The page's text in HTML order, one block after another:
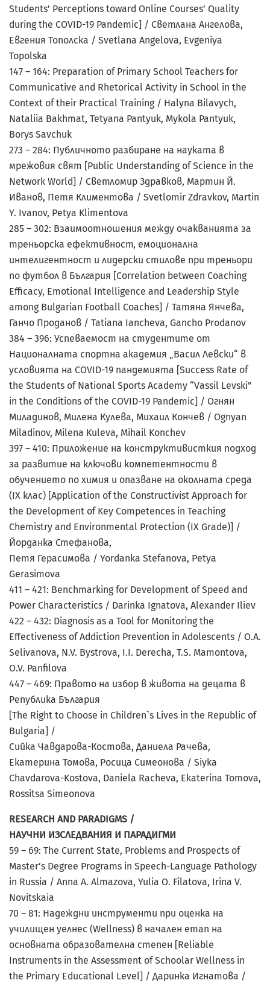
Students’ Perceptions toward Online Courses’ Quality
during the COVID-19 Pandemic] / Светлана Ангелова,
Евгения Тополска / Svetlana Angelova, Evgeniya
Topolska
147 – 164: Preparation of Primary School Teachers for
Communicative and Rhetorical Activity in School in the
Context of their Practical Training / Halyna Bilavych,
Nataliia Bakhmat, Tetyana Pantyuk, Mykola Pantyuk,
Borys Savchuk
273 – 284: Публичното разбиране на науката в
мрежовия свят [Public Understanding of Science in the
Network World] / Светломир Здравков, Мартин Й.
Иванов, Петя Климентова / Svetlomir Zdravkov, Martin
Y. Ivanov, Petya Klimentova
285 – 302: Взаимоотношения между очакванията за
треньорска ефективност, емоционална
интелигентност и лидерски стилове при треньори
по футбол в България [Correlation between Coaching
Efficacy, Emotional Intelligence and Leadership Style
among Bulgarian Football Coaches] / Татяна Янчева,
Ганчо Проданов / Tatiana Iancheva, Gancho Prodanov
384 – 396: Успеваемост на студентите от
Националната спортна академия „Васил Левски“ в
условията на COVID-19 пандемията [Success Rate of
the Students of National Sports Academy “Vassil Levski”
in the Conditions of the COVID-19 Pandemic] / Огнян
Миладинов, Милена Кулева, Михаил Кончев / Ognyan
Miladinov, Milena Kuleva, Mihail Konchev
397 – 410: Приложение на конструктивисткия подход
за развитие на ключови компетентности в
обучението по химия и опазване на околната среда
(IX клас) [Application of the Constructivist Approach for
the Development of Key Competences in Teaching
Chemistry and Environmental Protection (IX Grade)] /
Йорданка Стефанова,
Петя Герасимова / Yordanka Stefanova, Petya
Gerasimova
411 – 421: Benchmarking for Development of Speed and
Power Characteristics / Darinka Ignatova, Alexander Iliev
422 – 432: Diagnosis as a Tool for Monitoring the
Effectiveness of Addiction Prevention in Adolescents / O.A.
Selivanova, N.V. Bystrova, I.I. Derecha, T.S. Mamontova,
O.V. Panfilova
447 – 469: Правото на избор в живота на децата в
Република България
[The Right to Choose in Children`s Lives in the Republic of
Bulgaria] /
Сийка Чавдарова-Костова, Даниела Рачева,
Екатерина Томова, Росица Симеонова / Siyka
Chavdarova-Kostova, Daniela Racheva, Ekaterina Tomova,
Rossitsa Simeonova
RESEARCH AND PARADIGMS /
НАУЧНИ ИЗСЛЕДВАНИЯ И ПАРАДИГМИ
59 – 69: The Current State, Problems and Prospects of
Master’s Degree Programs in Speech-Language Pathology
in Russia / Anna A. Almazova, Yulia O. Filatova, Irina V.
Novitskaia
70 – 81: Надеждни инструменти при оценка на
училищен уелнес (Wellness) в начален етап на
основната образователна степен [Reliable
Instruments in the Assessment of Schoolar Wellness in
the Primary Educational Level] / Даринка Игнатова /